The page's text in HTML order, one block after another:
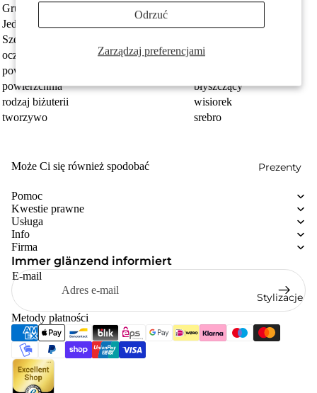
Zarządzaj preferencjami
Odrzuć
Prezenty
Stylizacje
Grupa docelowa
Jednostka
Szerokość
oczko przyczepy
3.5 mm
powłoka
powierzchnia
błyszczący
rodzaj biżuterii
wisiorek
tworzywo
srebro
Może Ci się również spodobać
Pomoc
Kwestie prawne
Usługa
Info
Firma
Immer glänzend informiert
E-mail
Metody płatności